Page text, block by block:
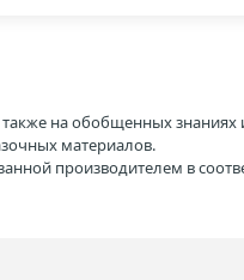
на обобщенных знаниях
материалов.
производителем в